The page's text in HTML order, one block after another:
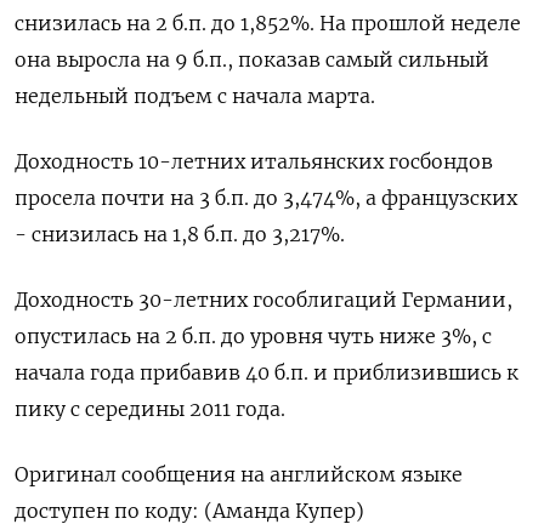
снизилась на 2 б.п. до 1,852%. На прошлой неделе
она выросла на 9 б.п., показав самый сильный
недельный подъем с начала марта.
Доходность 10-летних итальянских госбондов
просела почти на 3 б.п. до 3,474%, а французских
- снизилась на 1,8 б.п. до 3,217%.
Доходность 30-летних гособлигаций Германии,
опустилась на 2 б.п. до уровня чуть ниже 3%, с
начала года прибавив 40 б.п. и приблизившись к
пику с середины 2011 года.
Оригинал сообщения на английском языке
доступен по коду: (Аманда Купер)